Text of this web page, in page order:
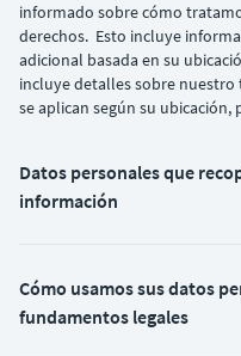
informado sobre cómo
derechos. Esto incluye
adicional basada en su
incluye detalles sobre
se aplican según su ubicación,
Datos personales que
información
Cómo usamos sus datos
fundamentos legales